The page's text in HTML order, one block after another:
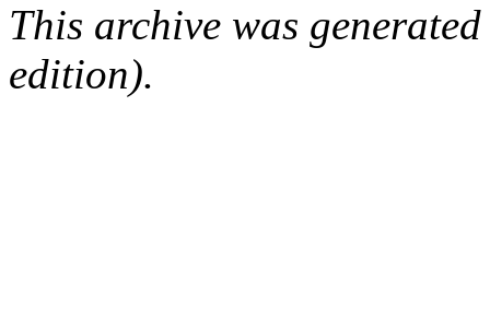
This archive was
edition).